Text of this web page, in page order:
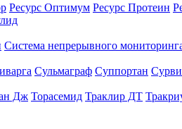
Ресурс Оптимум Ресурс Протеин
Система непрерывного
Сульмаграф Суппортан
Дж Торасемид Траклир ДТ